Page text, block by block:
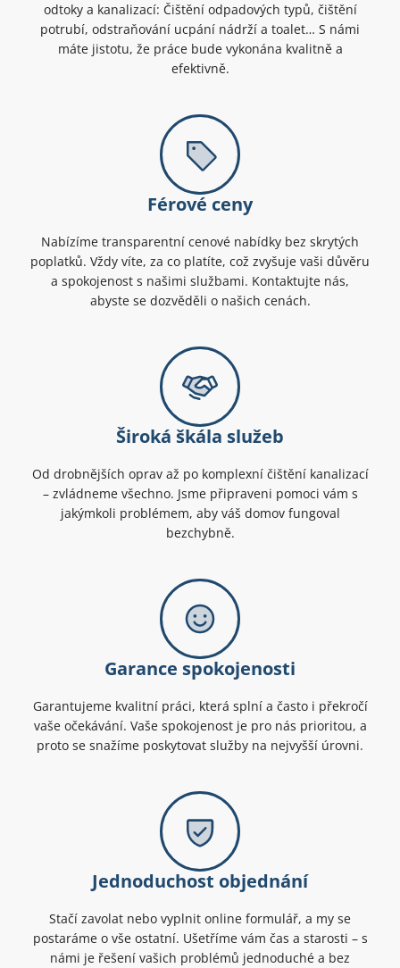
odtoky a kanalizací: Čištění odpadových typů, čištění
potrubí, odstraňování ucpání nádrží a toalet… S námi
máte jistotu, že práce bude vykonána kvalitně a
efektivně.
Férové ceny
Nabízíme transparentní cenové nabídky bez skrytých
poplatků. Vždy víte, za co platíte, což zvyšuje vaši důvěru
a spokojenost s našimi službami. Kontaktujte nás,
abyste se dozvěděli o našich cenách.
Široká škála služeb
Od drobnějších oprav až po komplexní čištění kanalizací
– zvládneme všechno. Jsme připraveni pomoci vám s
jakýmkoli problémem, aby váš domov fungoval
bezchybně.
Garance spokojenosti
Garantujeme kvalitní práci, která splní a často i překročí
vaše očekávání. Vaše spokojenost je pro nás prioritou, a
proto se snažíme poskytovat služby na nejvyšší úrovni.
Jednoduchost objednání
Stačí zavolat nebo vyplnit online formulář, a my se
postaráme o vše ostatní. Ušetříme vám čas a starosti – s
námi je řešení vašich problémů jednoduché a bez